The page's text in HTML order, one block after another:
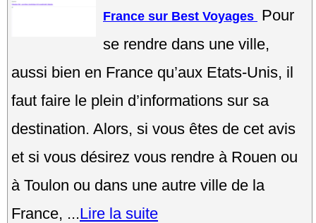
France sur Best Voyages Pour
se rendre dans une ville,
aussi bien en France qu’aux Etats-Unis, il
faut faire le plein d’informations sur sa
destination. Alors, si vous êtes de cet avis
et si vous désirez vous rendre à Rouen ou
à Toulon ou dans une autre ville de la
France, ...Lire la suite